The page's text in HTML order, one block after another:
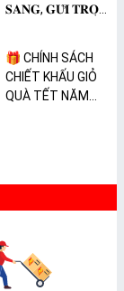
𝐒𝐀𝐍𝐆, 𝐆𝐔̛̉𝐈 𝐓𝐑𝐎̣𝐍
🎁 CHÍNH SÁCH
CHIẾT KHẤU GIỎ
QUÀ TẾT NĂM